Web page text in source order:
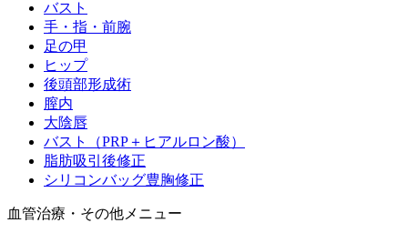
バスト
手・指・前腕
足の甲
ヒップ
後頭部形成術
膣内
大陰唇
バスト（PRP＋ヒアルロン酸）
脂肪吸引後修正
シリコンバッグ豊胸修正
血管治療・その他メニュー